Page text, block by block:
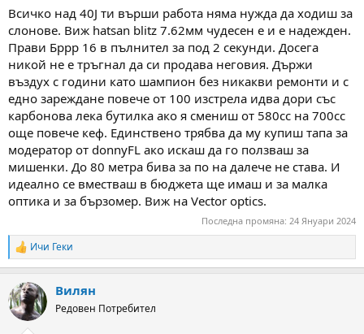
Всичко над 40J ти върши работа няма нужда да ходиш за
слонове. Виж hatsan blitz 7.62мм чудесен е и е надежден.
Прави Бррр 16 в пълнител за под 2 секунди. Досега
никой не е тръгнал да си продава неговия. Държи
въздух с години като шампион без никакви ремонти и с
едно зареждане повече от 100 изстрела идва дори със
карбонова лека бутилка ако я смениш от 580cc на 700cc
още повече кеф. Единствено трябва да му купиш тапа за
модератор от donnyFL ако искаш да го ползваш за
мишенки. До 80 метра бива за по на далече не става. И
идеално се вместваш в бюджета ще имаш и за малка
оптика и за бързомер. Виж на Vector optics.
Последна промяна: 24 Януари 2024
R
e
c
t
i
Ичи Геки
Вилян
Редовен Потребител